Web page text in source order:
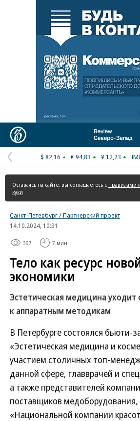
Реклама в «Ъ»
Предыдущая
страница
$ 82,16 € 94,83 ¥ 12,23
Оставаясь на сайте, вы соглашаетесь с правилами
куки
Санкт-Петербург / Партнерский проект
14.10.2024, 10:31
397 7 мин.
Тело как ресурс
экономики
Эстетическая медицина уходит
к аппаратным методикам
В Петербурге состоялся бьюти-
«Эстетическая медицина и
участием столичных топ-
данной сфере, главврачей и
а также представителей
поставщиков медоборудования,
«Национальной компании